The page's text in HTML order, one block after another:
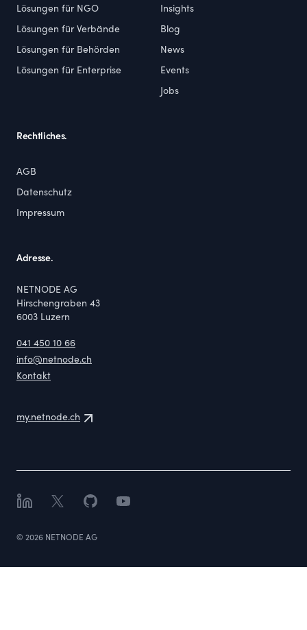
Lösungen für NGO
Lösungen für Verbände
Lösungen für Behörden
Lösungen für Enterprise
Insights
Blog
News
Events
Jobs
Rechtliches.
AGB
Datenschutz
Impressum
Adresse.
NETNODE AG
Hirschengraben 43
6003 Luzern
041 450 10 66
info@netnode.ch
Kontakt
my.netnode.ch
LinkedIn
X GitHubYouTube
© 2026 NETNODE AG